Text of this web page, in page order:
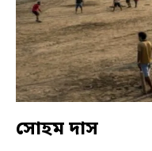
সোহম দাস